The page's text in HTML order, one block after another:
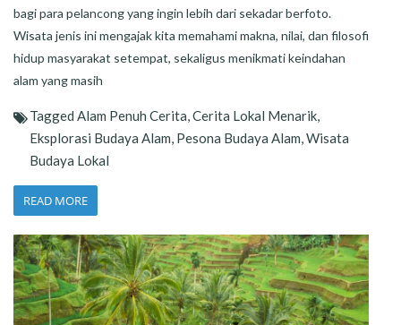
bagi para pelancong yang ingin lebih dari sekadar berfoto.
Wisata jenis ini mengajak kita memahami makna, nilai, dan filosofi
hidup masyarakat setempat, sekaligus menikmati keindahan
alam yang masih
Tagged Alam Penuh Cerita,Cerita Lokal Menarik,
Eksplorasi Budaya Alam, Pesona Budaya Alam,Wisata
Budaya Lokal
READ MORE